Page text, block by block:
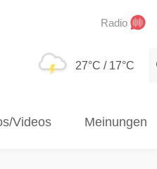
Radio
27°C / 17°C
Videos Meinungen